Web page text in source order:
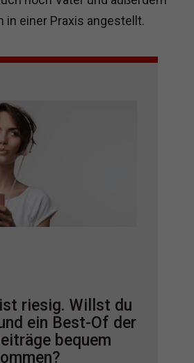
in einer Praxis angestellt.
riesig. Willst du
ein Best-Of der
bequem